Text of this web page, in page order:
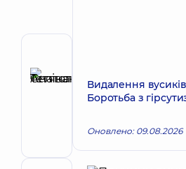
Тетяна
Анатоліївна
Дерматовенеролог
дитячий;
Запис до
Видалення
Боротьба з
Оновлено: 09.08.2026